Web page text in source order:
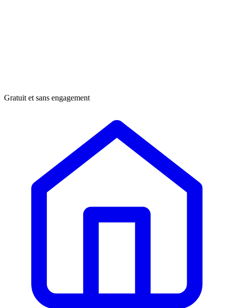
Gratuit et sans engagement